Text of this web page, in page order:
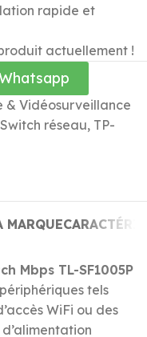
rapide et
actuellement !
& Vidéosurveillance
Switch réseau, TP-
MARQUE
Mbps TL-SF1005P
tels
WiFi ou des